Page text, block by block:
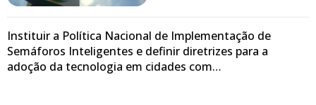
Instituir a Política Nacional de Implementação de
Semáforos Inteligentes e definir diretrizes para a
adoção da tecnologia em cidades com…